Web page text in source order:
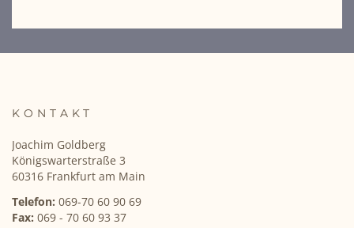
KONTAKT
Joachim Goldberg
Königswarterstraße 3
60316 Frankfurt am Main
Telefon: 069-70 60 90 69
Fax: 069 - 70 60 93 37